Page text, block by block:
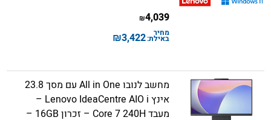
4,039
₪
מחיר
באילת:3,422
₪
מחשב לנובו All in One עם מסך 23.8
אינץ Lenovo IdeaCentre AIO i –
מעבד Core 7 240H – זכרון 16GB –